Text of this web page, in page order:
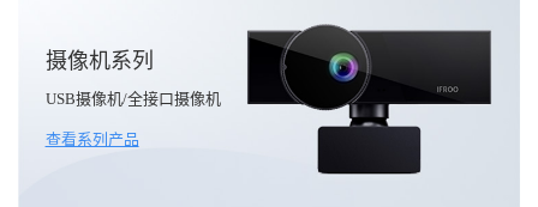
摄像机系列
USB摄像机/全接口摄像机
查看系列产品